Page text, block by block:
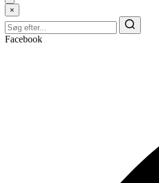
×
Facebook